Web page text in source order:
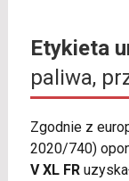
Etykieta
paliwa,
Zgodnie z
2020/740)
V XL FR